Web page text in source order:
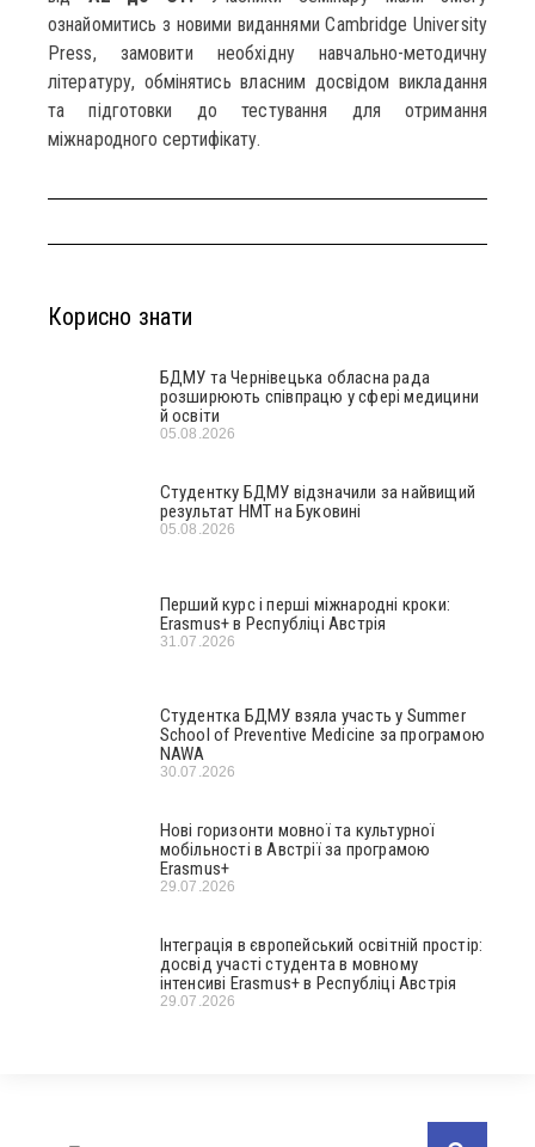
ознайомитись з новими виданнями Cambridge University
Press, замовити необхідну навчально-методичну
літературу, обмінятись власним досвідом викладання
та підготовки до тестування для отримання
міжнародного сертифікату.
Корисно знати
БДМУ та Чернівецька обласна рада
розширюють співпрацю у сфері медицини
й освіти
05.08.2026
Студентку БДМУ відзначили за найвищий
результат НМТ на Буковині
05.08.2026
Перший курс і перші міжнародні кроки:
Erasmus+ в Республіці Австрія
31.07.2026
Студентка БДМУ взяла участь у Summer
School of Preventive Medicine за програмою
NAWA
30.07.2026
Нові горизонти мовної та культурної
мобільності в Австрії за програмою
Erasmus+
29.07.2026
Інтеграція в європейський освітній простір:
досвід участі студента в мовному
інтенсиві Erasmus+ в Республіці Австрія
29.07.2026